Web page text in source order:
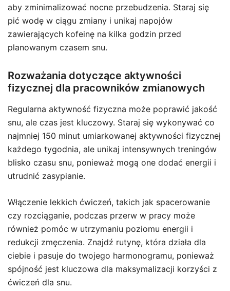
aby zminimalizować nocne przebudzenia. Staraj się
pić wodę w ciągu zmiany i unikaj napojów
zawierających kofeinę na kilka godzin przed
planowanym czasem snu.
Rozważania dotyczące aktywności
fizycznej dla pracowników zmianowych
Regularna aktywność fizyczna może poprawić jakość
snu, ale czas jest kluczowy. Staraj się wykonywać co
najmniej 150 minut umiarkowanej aktywności fizycznej
każdego tygodnia, ale unikaj intensywnych treningów
blisko czasu snu, ponieważ mogą one dodać energii i
utrudnić zasypianie.
Włączenie lekkich ćwiczeń, takich jak spacerowanie
czy rozciąganie, podczas przerw w pracy może
również pomóc w utrzymaniu poziomu energii i
redukcji zmęczenia. Znajdź rutynę, która działa dla
ciebie i pasuje do twojego harmonogramu, ponieważ
spójność jest kluczowa dla maksymalizacji korzyści z
ćwiczeń dla snu.